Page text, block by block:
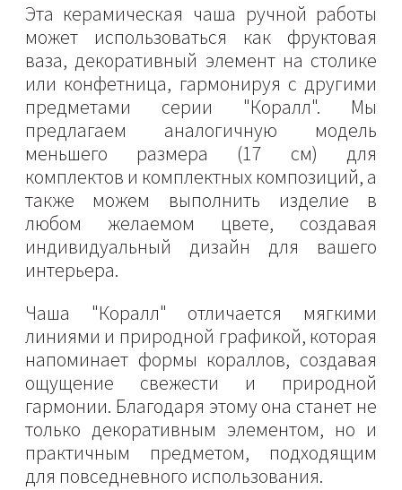
Эта керамическая чаша ручной работы
может использоваться как фруктовая
ваза, декоративный элемент на столике
или конфетница, гармонируя с другими
предметами серии "Коралл". Мы
предлагаем аналогичную модель
меньшего размера (17 см) для
комплектов и комплектных композиций, а
также можем выполнить изделие в
любом желаемом цвете, создавая
индивидуальный дизайн для вашего
интерьера.
Чаша "Коралл" отличается мягкими
линиями и природной графикой, которая
напоминает формы кораллов, создавая
ощущение свежести и природной
гармонии. Благодаря этому она станет не
только декоративным элементом, но и
практичным предметом, подходящим
для повседневного использования.